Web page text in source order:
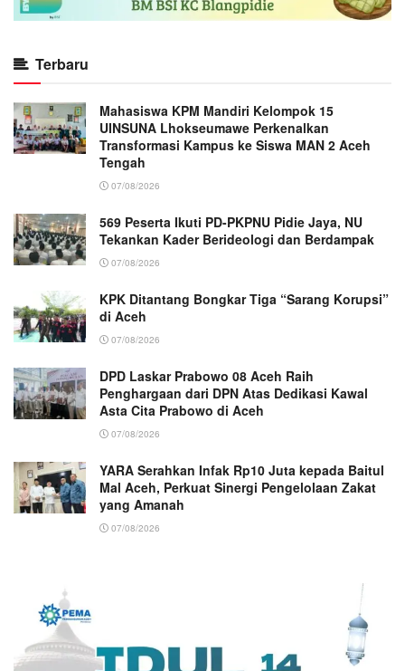
Terbaru
Mahasiswa KPM Mandiri Kelompok 15
UINSUNA Lhokseumawe Perkenalkan
Transformasi Kampus ke Siswa MAN 2 Aceh
Tengah
07/08/2026
569 Peserta Ikuti PD-PKPNU Pidie Jaya, NU
Tekankan Kader Berideologi dan Berdampak
07/08/2026
KPK Ditantang Bongkar Tiga “Sarang Korupsi”
di Aceh
07/08/2026
DPD Laskar Prabowo 08 Aceh Raih
Penghargaan dari DPN Atas Dedikasi Kawal
Asta Cita Prabowo di Aceh
07/08/2026
YARA Serahkan Infak Rp10 Juta kepada Baitul
Mal Aceh, Perkuat Sinergi Pengelolaan Zakat
yang Amanah ‎
07/08/2026